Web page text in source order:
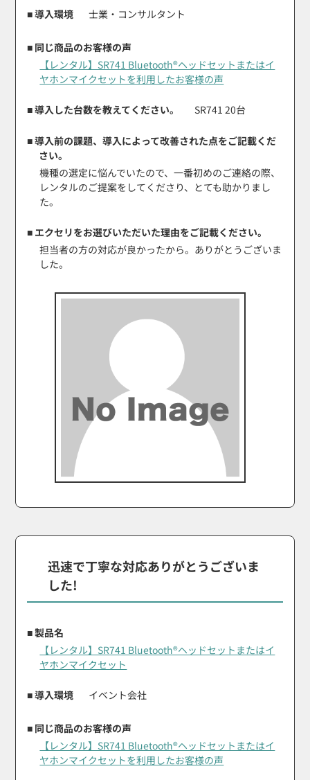
■ 導入環境 士業・コンサルタント
■ 同じ商品のお客様の声
【レンタル】SR741 Bluetooth®ヘッドセットまたはイ
ヤホンマイクセットを利用したお客様の声
■ 導入した台数を教えてください。 SR741 20台
■ 導入前の課題、導入によって改善された点をご記載くだ
さい。
機種の選定に悩んでいたので、一番初めのご連絡の際、
レンタルのご提案をしてくださり、とても助かりまし
た。
■ エクセリをお選びいただいた理由をご記載ください。
担当者の方の対応が良かったから。ありがとうございま
した。
迅速で丁寧な対応ありがとうございま
した!
■ 製品名
【レンタル】SR741 Bluetooth®ヘッドセットまたはイ
ヤホンマイクセット
■ 導入環境 イベント会社
■ 同じ商品のお客様の声
【レンタル】SR741 Bluetooth®ヘッドセットまたはイ
ヤホンマイクセットを利用したお客様の声